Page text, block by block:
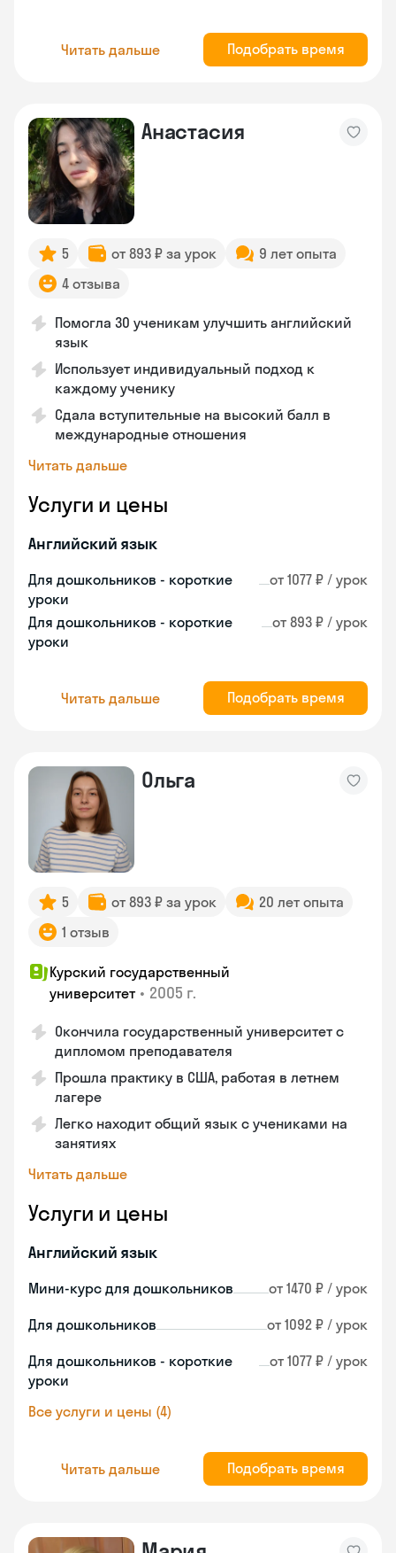
Читать дальше Подобрать время
Анастасия
5 от 893 ₽ за урок
9 лет опыта
4 отзыва
Помогла 30 ученикам улучшить английский
язык
Использует индивидуальный подход к
каждому ученику
Сдала вступительные на высокий балл в
международные отношения
Читать дальше
Услуги и цены
Английский язык
Для дошкольников - короткие
уроки
от 1077 ₽ / урок
Для дошкольников - короткие
уроки
от 893 ₽ / урок
Читать дальше Подобрать время
Ольга
5 от 893 ₽ за урок
20 лет опыта
1 отзыв
Курский государственный
университет • 2005 г.
Окончила государственный университет с
дипломом преподавателя
Прошла практику в США, работая в летнем
лагере
Легко находит общий язык с учениками на
занятиях
Читать дальше
Услуги и цены
Английский язык
Мини-курс для дошкольников от 1470 ₽ / урок
Для дошкольников от 1092 ₽ / урок
Для дошкольников - короткие
уроки
от 1077 ₽ / урок
Все услуги и цены (4)
Читать дальше Подобрать время